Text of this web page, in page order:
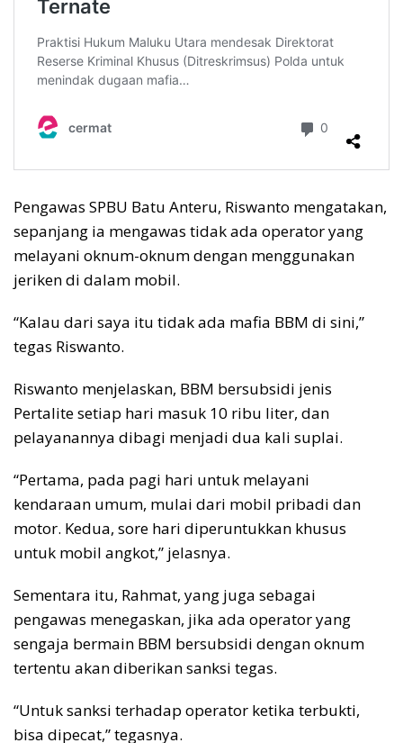
Pengawas SPBU Batu Anteru, Riswanto mengatakan,
sepanjang ia mengawas tidak ada operator yang
melayani oknum-oknum dengan menggunakan
jeriken di dalam mobil.
“Kalau dari saya itu tidak ada mafia BBM di sini,”
tegas Riswanto.
Riswanto menjelaskan, BBM bersubsidi jenis
Pertalite setiap hari masuk 10 ribu liter, dan
pelayanannya dibagi menjadi dua kali suplai.
“Pertama, pada pagi hari untuk melayani
kendaraan umum, mulai dari mobil pribadi dan
motor. Kedua, sore hari diperuntukkan khusus
untuk mobil angkot,” jelasnya.
Sementara itu, Rahmat, yang juga sebagai
pengawas menegaskan, jika ada operator yang
sengaja bermain BBM bersubsidi dengan oknum
tertentu akan diberikan sanksi tegas.
“Untuk sanksi terhadap operator ketika terbukti,
bisa dipecat,” tegasnya.